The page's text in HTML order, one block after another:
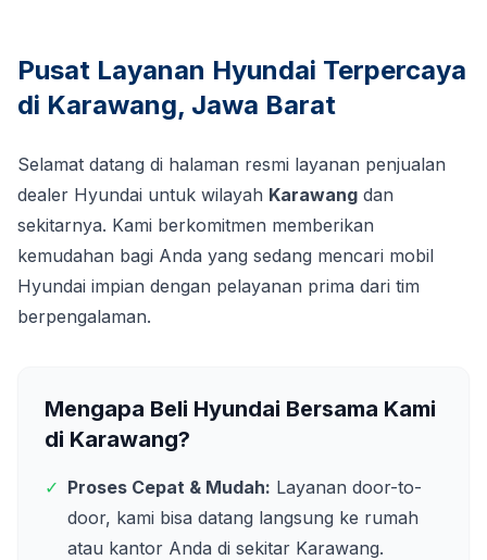
Pusat Layanan Hyundai Terpercaya
di Karawang, Jawa Barat
Selamat datang di halaman resmi layanan penjualan
dealer Hyundai untuk wilayah Karawang dan
sekitarnya. Kami berkomitmen memberikan
kemudahan bagi Anda yang sedang mencari mobil
Hyundai impian dengan pelayanan prima dari tim
berpengalaman.
Mengapa Beli Hyundai Bersama Kami
di Karawang?
✓ Proses Cepat & Mudah: Layanan door-to-
door, kami bisa datang langsung ke rumah
atau kantor Anda di sekitar Karawang.